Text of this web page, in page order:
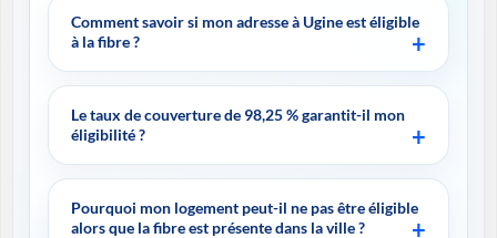
Comment savoir si mon adresse à Ugine est éligible
à la fibre ?
Le taux de couverture de 98,25 % garantit-il mon
éligibilité ?
Pourquoi mon logement peut-il ne pas être éligible
alors que la fibre est présente dans la ville ?